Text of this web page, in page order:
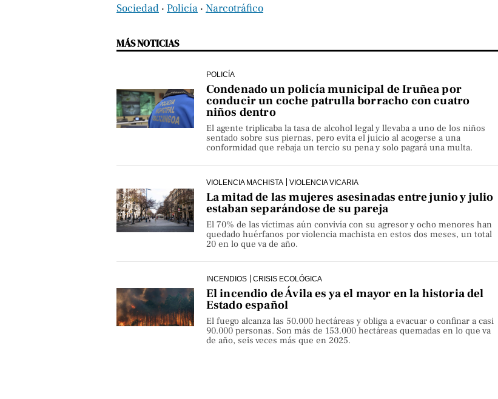
Sociedad ‧ Policía ‧ Narcotráfico
MÁS NOTICIAS
POLICÍA
Condenado un policía municipal de Iruñea por
conducir un coche patrulla borracho con cuatro
niños dentro
El agente triplicaba la tasa de alcohol legal y llevaba a uno de los niños
sentado sobre sus piernas, pero evita el juicio al acogerse a una
conformidad que rebaja un tercio su pena y solo pagará una multa.
VIOLENCIA MACHISTA VIOLENCIA VICARIA
La mitad de las mujeres asesinadas entre junio y julio
estaban separándose de su pareja
El 70% de las víctimas aún convivía con su agresor y ocho menores han
quedado huérfanos por violencia machista en estos dos meses, un total
20 en lo que va de año.
INCENDIOS CRISIS ECOLÓGICA
El incendio de Ávila es ya el mayor en la historia del
Estado español
El fuego alcanza las 50.000 hectáreas y obliga a evacuar o confinar a casi
90.000 personas. Son más de 153.000 hectáreas quemadas en lo que va
de año, seis veces más que en 2025.